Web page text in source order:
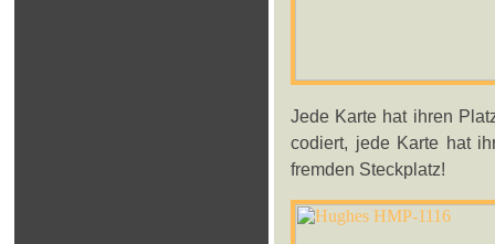
Jede Karte hat ihren
codiert, jede Karte hat
fremden Steckplatz!